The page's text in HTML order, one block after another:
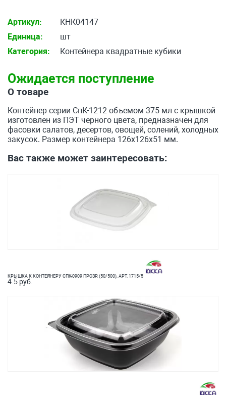
Артикул:
КНК04147
Единица:
шт
Категория:
Контейнера квадратные кубики
Ожидается поступление
О товаре
Контейнер серии СпК-1212 объемом 375 мл с крышкой
изготовлен из ПЭТ черного цвета, предназначен для
фасовки салатов, десертов, овощей, солений, холодных
закусок. Размер контейнера 126х126х51 мм.
Вас также может заинтересовать:
КРЫШКА К КОНТЕЙНЕРУ СПК-0909 ПРОЗР. (50/500), АРТ. 1715/5
4.5 руб.